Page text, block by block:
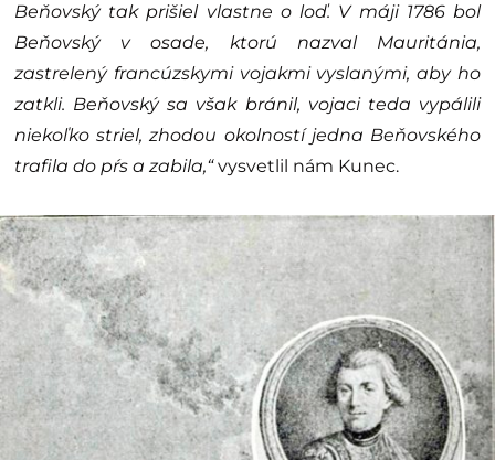
Beňovský tak prišiel vlastne o loď. V máji 1786 bol
Beňovský v osade, ktorú nazval Mauritánia,
zastrelený francúzskymi vojakmi vyslanými, aby ho
zatkli. Beňovský sa však bránil, vojaci teda vypálili
niekoľko striel, zhodou okolností jedna Beňovského
trafila do pŕs a zabila,“vysvetlil nám Kunec.